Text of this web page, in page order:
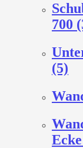
700
(5)